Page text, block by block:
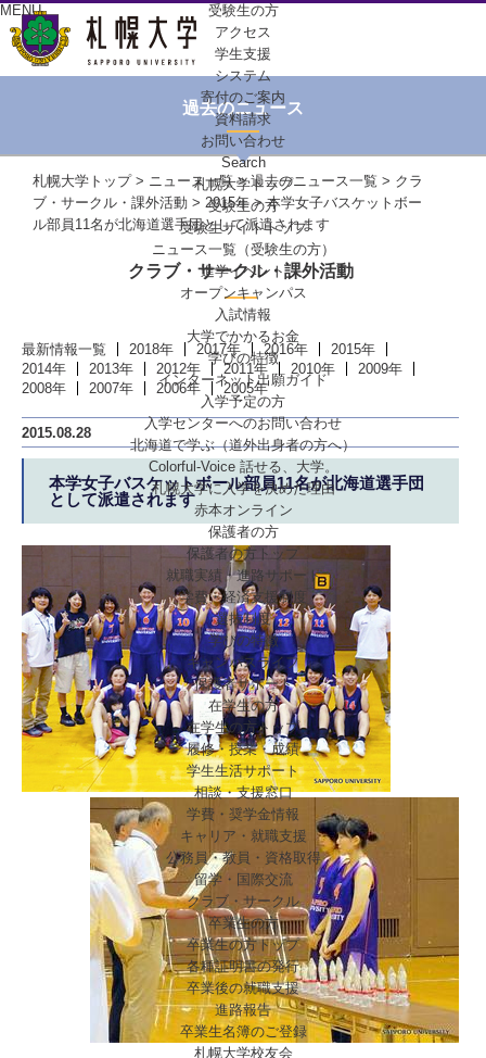
MENU
受験生の方
アクセス
学生支援
システム
寄付のご案内
資料請求
お問い合わせ
Search
札幌大学トップ
受験生の方
受験生サイトトップ
ニュース一覧（受験生の方）
進学イベント
オープンキャンパス
入試情報
大学でかかるお金
学びの特徴
インターネット出願ガイド
入学予定の方
入学センターへのお問い合わせ
北海道で学ぶ（道外出身者の方へ）
Colorful-Voice 話せる、大学。
札幌大学に入学を決めた理由
赤本オンライン
保護者の方
保護者の方トップ
就職実績・進路サポート
学費・経済支援制度
選抜制度
学びの特徴
キャンパスライフ
保護者サポート
在学生の方
在学生の方トップ
履修・授業・成績
学生生活サポート
相談・支援窓口
学費・奨学金情報
キャリア・就職支援
公務員・教員・資格取得
留学・国際交流
クラブ・サークル
卒業生の方
卒業生の方トップ
各種証明書の発行
卒業後の就職支援
進路報告
卒業生名簿のご登録
札幌大学校友会
過去のニュース
札幌大学トップ> ニュース一覧>過去のニュース一覧 > クラ
ブ・サークル・課外活動 > 2015年> 本学女子バスケットボー
ル部員11名が北海道選手団として派遣されます
クラブ・サークル・課外活動
最新情報一覧 2018年 2017年 2016年
2015年
2014年
2013年 2012年 2011年 2010年
2009年
2008年
2007年 2006年 2005年
2015.08.28
本学女子バスケットボール部員11名が北海道選手団
として派遣されます